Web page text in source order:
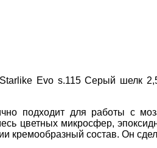
Evo s.115 Серый шелк
подходит для работы с
цветных микросфер,
кремообразный состав. Он